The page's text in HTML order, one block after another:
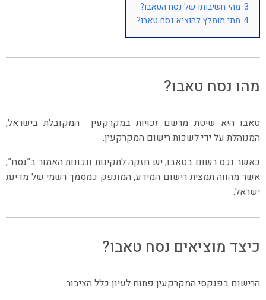
3 מהי חשיבותו של נסח הטאבו?
4 מתי מומלץ להוציא נסח טאבו?
מהו נסח טאבו?
טאבו היא שיטת מרשם זכויות במקרקעין המקובלת בישראל,
המנוהלת על ידי לשכות רישום המקרקעין.
כאשר נכס רשום בטאבו, יש חזקה לתקינות ונכונות האמור ב”נסח”,
אשר מהווה תמצית רישום המידע, המונפק כמסמך רשמי של מדינת
ישראל.
כיצד מוציאים נסח טאבו?
הרישום בפנקסי המקרקעין פתוח לעיון כלל הציבור.